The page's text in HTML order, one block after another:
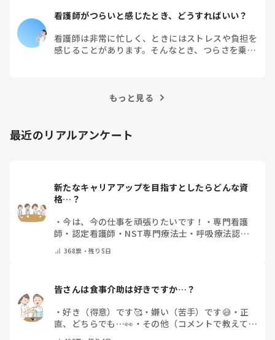
看護師がつらいと感じたとき、どうすればいい？
看護師は非常に忙しく、ときにはストレスや負担を
感じることがあります。そんなとき、つらさを乗り
もっと見る
最近のリアルアンケート
新たなキャリアアップを目指すとしたらどんな資
格…？
・今は、今の仕事を頑張りたいです！ ・専門看護
師 ・ 認定看護師 ・ NST専門療法士 ・ 呼吸療法認定
内視鏡技師・その他(コメントで教えて下さい)
368票・残り5日
皆さんは食事介助は好きですか…？
・好き（得意）です🥰・嫌い（苦手）です😅 ・ 正
直、どちらでも…👀 ・ その他（コメントで教えてく